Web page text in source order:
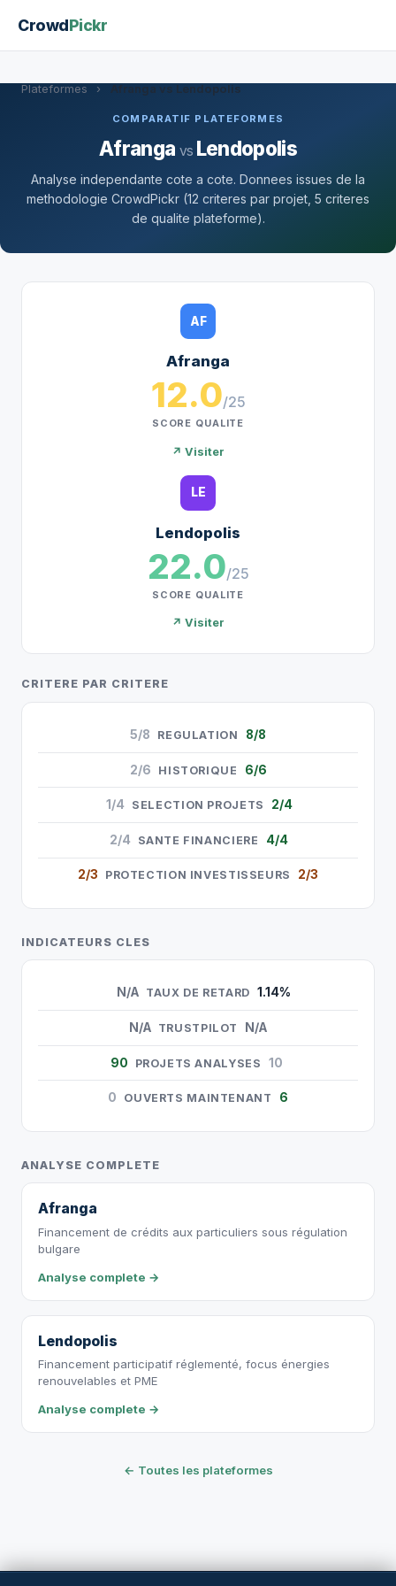
CrowdPickr
Plateformes › Afranga vs Lendopolis
COMPARATIF PLATEFORMES
Afranga vs Lendopolis
Analyse independante cote a cote. Donnees issues de la
methodologie CrowdPickr (12 criteres par projet, 5 criteres
de qualite plateforme).
AF
Afranga
12.0/25
SCORE QUALITE
↗ Visiter
LE
Lendopolis
22.0/25
SCORE QUALITE
↗ Visiter
CRITERE PAR CRITERE
5/8 REGULATION 8/8
2/6 HISTORIQUE 6/6
1/4 SELECTION PROJETS 2/4
2/4 SANTE FINANCIERE 4/4
2/3 PROTECTION INVESTISSEURS 2/3
INDICATEURS CLES
N/A TAUX DE RETARD 1.14%
N/A TRUSTPILOT N/A
90 PROJETS ANALYSES 10
0 OUVERTS MAINTENANT 6
ANALYSE COMPLETE
Afranga
Financement de crédits aux particuliers sous régulation
bulgare
Analyse complete →
Lendopolis
Financement participatif réglementé, focus énergies
renouvelables et PME
Analyse complete →
← Toutes les plateformes